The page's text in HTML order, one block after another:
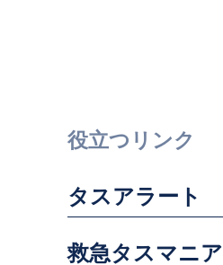
役立つリンク
タスアラート
救急タスマニア